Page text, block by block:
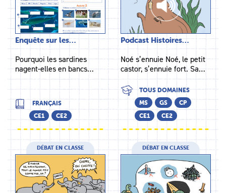
Enquête sur les…
Pourquoi les sardines
nagent-elles en bancs…
FRANÇAIS
CE1
CE2
Podcast Histoires…
Noé s’ennuie Noé, le petit
castor, s’ennuie fort. Sa…
TOUS DOMAINES
MS
GS
CP
CE1
CE2
DÉBAT EN CLASSE DÉBAT EN CLASSE